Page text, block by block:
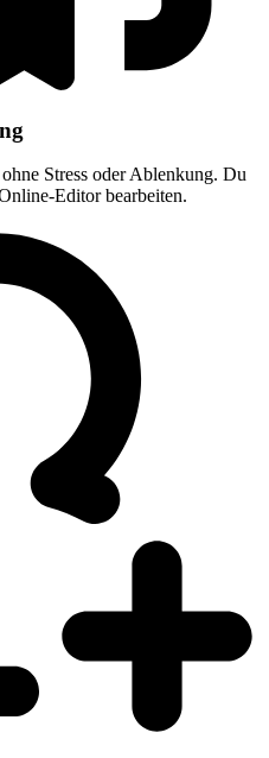
Stress oder Ablenkung. Du
Editor bearbeiten.